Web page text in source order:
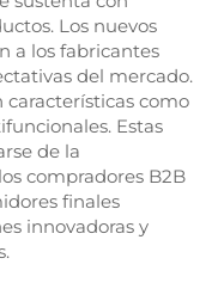
Los nuevos
a los fabricantes
del mercado.
características como
Estas
de la
compradores B2B
finales
innovadoras y